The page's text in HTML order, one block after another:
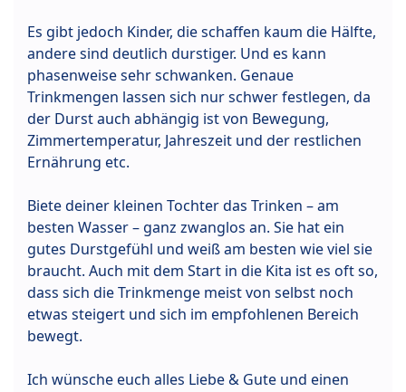
Es gibt jedoch Kinder, die schaffen kaum die Hälfte,
andere sind deutlich durstiger. Und es kann
phasenweise sehr schwanken. Genaue
Trinkmengen lassen sich nur schwer festlegen, da
der Durst auch abhängig ist von Bewegung,
Zimmertemperatur, Jahreszeit und der restlichen
Ernährung etc.
Biete deiner kleinen Tochter das Trinken – am
besten Wasser – ganz zwanglos an. Sie hat ein
gutes Durstgefühl und weiß am besten wie viel sie
braucht. Auch mit dem Start in die Kita ist es oft so,
dass sich die Trinkmenge meist von selbst noch
etwas steigert und sich im empfohlenen Bereich
bewegt.
Ich wünsche euch alles Liebe & Gute und einen